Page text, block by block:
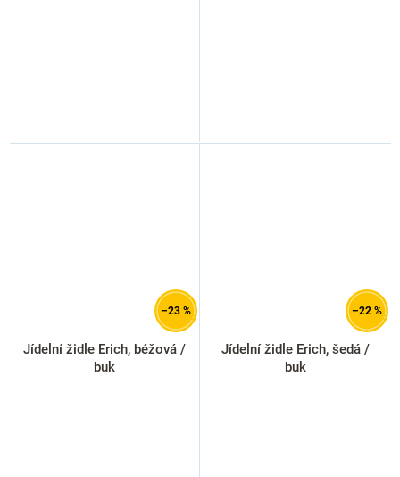
–23 %
Jídelní židle Erich, béžová /
buk
–22 %
Jídelní židle Erich, šedá /
buk